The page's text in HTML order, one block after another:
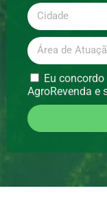
Eu
AgroRevenda e